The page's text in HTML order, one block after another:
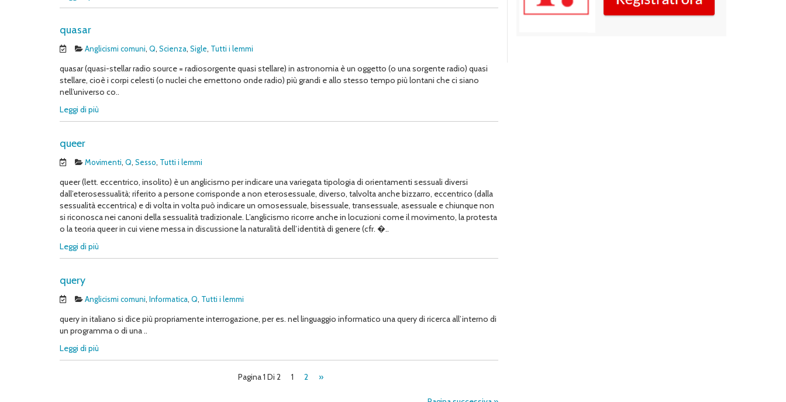
quasar
Anglicismi comuni, Q, Scienza, Sigle, Tutti i lemmi
quasar (quasi-stellar radio source = radiosorgente quasi stellare) in astronomia è un oggetto (o una sorgente radio) quasi
stellare, cioè i corpi celesti (o nuclei che emettono onde radio) più grandi e allo stesso tempo più lontani che ci siano
nell’universo co..
Leggi di più
queer
Movimenti, Q, Sesso, Tutti i lemmi
queer (lett. eccentrico, insolito) è un anglicismo per indicare una variegata tipologia di orientamenti sessuali diversi
dall’eterosessualità; riferito a persone corrisponde a non eterosessuale, diverso, talvolta anche bizzarro, eccentrico (dalla
sessualità eccentrica) e di volta in volta può indicare un omosessuale, bisessuale, transessuale, asessuale e chiunque non
si riconosca nei canoni della sessualità tradizionale. L’anglicismo ricorre anche in locuzioni come il movimento, la protesta
o la teoria queer in cui viene messa in discussione la naturalità dell’identità di genere (cfr. �..
Leggi di più
query
Anglicismi comuni, Informatica, Q, Tutti i lemmi
query in italiano si dice più propriamente interrogazione, per es. nel linguaggio informatico una query di ricerca all’interno di
un programma o di una ..
Leggi di più
Pagina 1 Di 2 1 2 »